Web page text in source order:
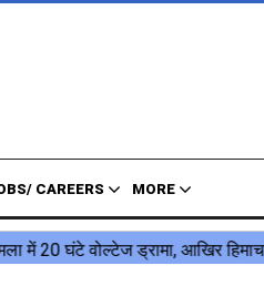
CAREERS MORE